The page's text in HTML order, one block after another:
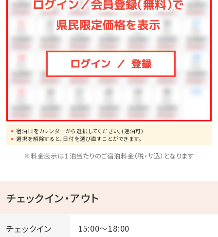
宿泊日をカレンダーから選択してください。(連泊可)
選択を解除すると、日付を選び直すことができます。
※料金表示は１泊当たりのご宿泊料金（税・サ込）となります
チェックイン・アウト
チェックイン 15:00～18:00